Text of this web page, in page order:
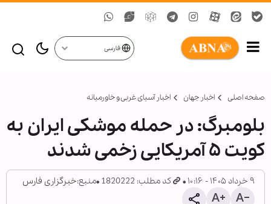
فارسی
صفحه اصلی اخبار جهان اخبار آسیای غربی و خاورمیانه
بلومبرگ: در حمله موشکی ایران به
کویت ۵ آمریکایی زخمی شدند
۹ خرداد ۱۴۰۵ - ۱۰:۱۶ کد مطلب: 1820222 منبع:خبرگزاری فارس